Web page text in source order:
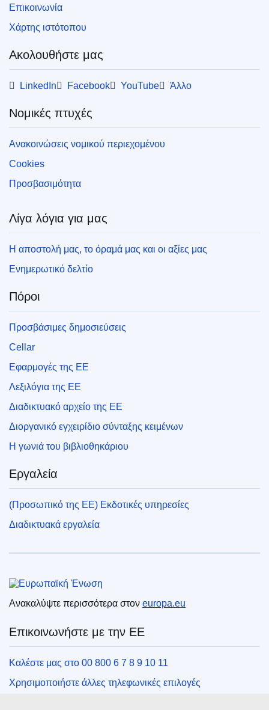
Επικοινωνία
Χάρτης ιστότοπου
Ακολουθήστε μας
LinkedIn Facebook YouTube Άλλο
Νομικές πτυχές
Ανακοινώσεις νομικού περιεχομένου
Cookies
Προσβασιμότητα
Λίγα λόγια για μας
Η αποστολή μας, το όραμά μας και οι αξίες μας
Ενημερωτικό δελτίο
Πόροι
Προσβάσιμες δημοσιεύσεις
Cellar
Εφαρμογές της ΕΕ
Λεξιλόγια της ΕΕ
Διαδικτυακό αρχείο της ΕΕ
Διοργανικό εγχειρίδιο σύνταξης κειμένων
Η γωνιά του βιβλιοθηκάριου
Εργαλεία
(Προσωπικό της ΕΕ) Εκδοτικές υπηρεσίες
Διαδικτυακά εργαλεία
Ευρωπαϊκή Ένωση
Ανακαλύψτε περισσότερα στον europa.eu
Επικοινωνήστε με την ΕΕ
Καλέστε μας στο 00 800 6 7 8 9 10 11
Χρησιμοποιήστε άλλες τηλεφωνικές επιλογές